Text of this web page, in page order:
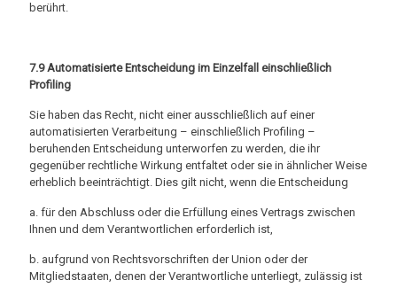
berührt.
7.9 Automatisierte Entscheidung im Einzelfall einschließlich
Profiling
Sie haben das Recht, nicht einer ausschließlich auf einer
automatisierten Verarbeitung – einschließlich Profiling –
beruhenden Entscheidung unterworfen zu werden, die ihr
gegenüber rechtliche Wirkung entfaltet oder sie in ähnlicher Weise
erheblich beeinträchtigt. Dies gilt nicht, wenn die Entscheidung
a. für den Abschluss oder die Erfüllung eines Vertrags zwischen
Ihnen und dem Verantwortlichen erforderlich ist,
b. aufgrund von Rechtsvorschriften der Union oder der
Mitgliedstaaten, denen der Verantwortliche unterliegt, zulässig ist